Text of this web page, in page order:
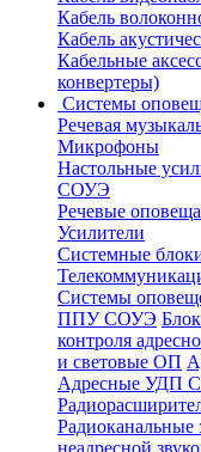
Кабель
Кабель
Кабельные
конвертеры)
Системы
Речевая
Микрофоны
Настольные
СОУЭ
Речевые
Усилители
Системные
Системы
ППУ СОУЭ
контроля
и световые ОП
Адресные УДП
неадресной